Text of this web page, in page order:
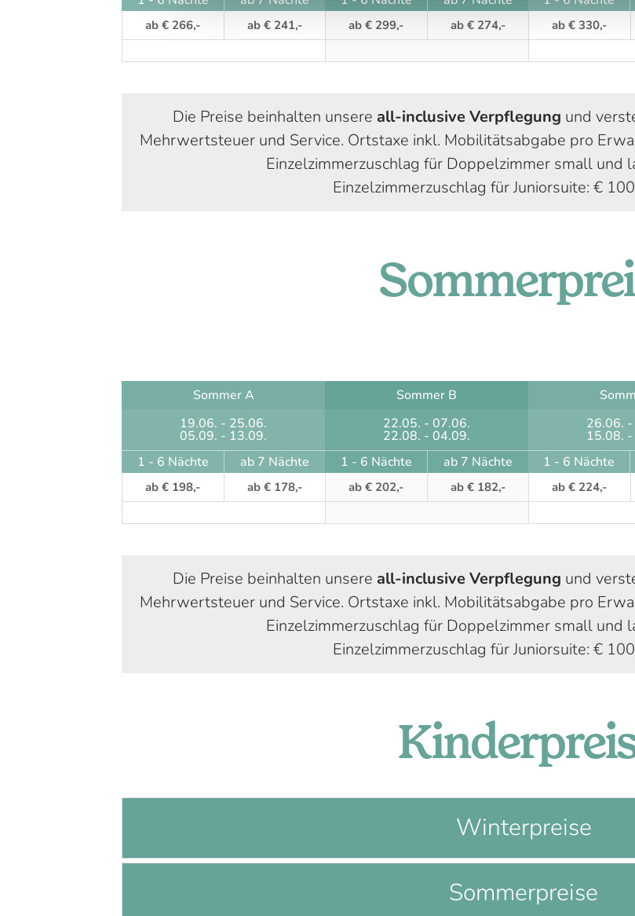
ab € 266,- ab € 241,- ab € 299,- ab € 274,- ab € 330,-
Die Preise beinhalten unsere all-inclusive Verpflegung und
Mehrwertsteuer und Service. Ortstaxe inkl. Mobilitätsabgabe pro
Einzelzimmerzuschlag für Doppelzimmer small und
Einzelzimmerzuschlag für Juniorsuite: €
Sommer A Sommer B
19.06. - 25.06.
05.09. - 13.09.
22.05. - 07.06.
22.08. - 04.09.
26.06.
15.08.
1 - 6 Nächte
ab 7 Nächte 1 - 6 Nächte ab 7 Nächte 1 - 6 Nächte
ab € 198,- ab € 178,- ab € 202,- ab € 182,- ab € 224,-
Die Preise beinhalten unsere all-inclusive Verpflegung und
Mehrwertsteuer und Service. Ortstaxe inkl. Mobilitätsabgabe pro
Einzelzimmerzuschlag für Doppelzimmer small und
Einzelzimmerzuschlag für Juniorsuite: €
Winterpreise
Sommerpreise